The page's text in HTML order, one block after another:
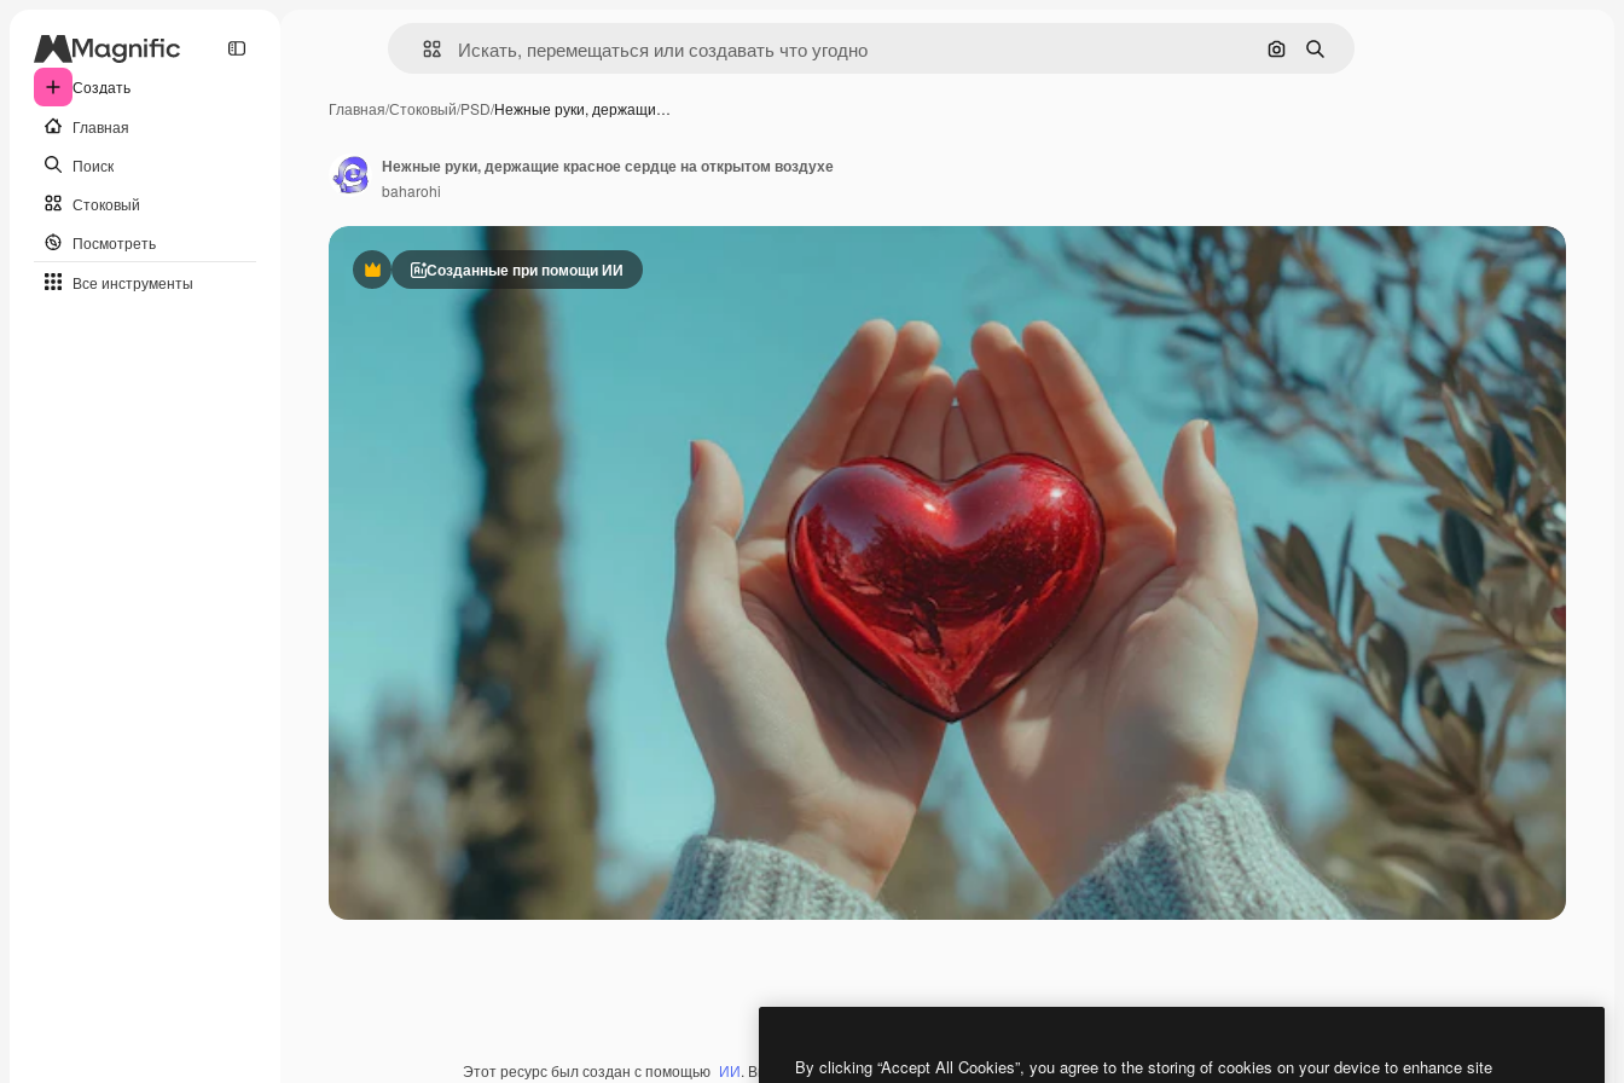
Создать
Главная
Поиск
Стоковый
Посмотреть
Все инструменты
Поиск по изображению
Поиск
Главная/Стоковый/PSD/Нежные руки, держащи…
ПремиумСозданные при помощи ИИ
Этот ресурс был создан с помощью ИИ. Вы можете создать свой собственный с помощью нашего генератора изображений на основе ИИ.
Нежные руки, держащие красное сердце на открытом воздухе
baharohi
By clicking “Accept All Cookies”, you agree to the storing of cookies on your device to enhance site